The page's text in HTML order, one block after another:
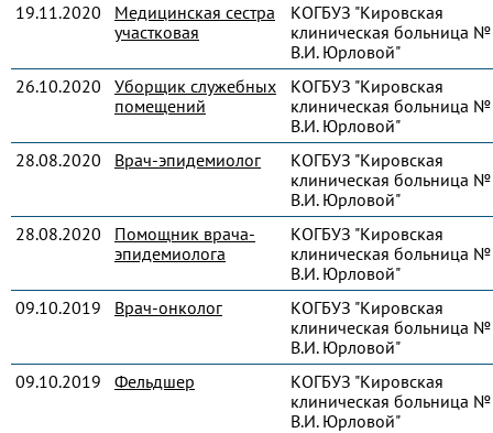
19.11.2020
Медицинская сестра
участковая
КОГБУЗ "Кировская
клиническая больница
В.И. Юрловой"
26.10.2020
Уборщик служебных
помещений
КОГБУЗ "Кировская
клиническая больница
В.И. Юрловой"
28.08.2020
Врач-эпидемиолог
КОГБУЗ "Кировская
клиническая больница
В.И. Юрловой"
28.08.2020
Помощник врача-
эпидемиолога
КОГБУЗ "Кировская
клиническая больница
В.И. Юрловой"
09.10.2019
Врач-онколог
КОГБУЗ "Кировская
клиническая больница
В.И. Юрловой"
09.10.2019
Фельдшер
КОГБУЗ "Кировская
клиническая больница
В.И. Юрловой"